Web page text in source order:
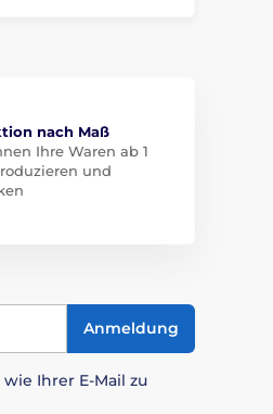
nach Maß
Ihre Waren ab 1
und
Anmeldung
wie Ihrer E-Mail zu